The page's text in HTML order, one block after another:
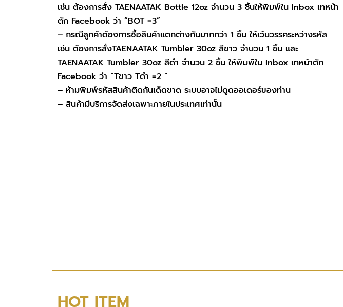
เช่น ต้องการสั่ง TAENAATAK Bottle 12oz จำนวน 3 ชิ้นให้พิมพ์ใน Inbox เทหน้า
ตัก Facebook ว่า “BOT =3”
– กรณีลูกค้าต้องการซื้อสินค้าแตกต่างกันมากกว่า 1 ชิ้น ให้เว้นวรรคระหว่างรหัส
เช่น ต้องการสั่งTAENAATAK Tumbler 30oz สีขาว จำนวน 1 ชิ้น และ
TAENAATAK Tumbler 30oz สีดำ จำนวน 2 ชิ้น ให้พิมพ์ใน Inbox เทหน้าตัก
Facebook ว่า “Tขาว Tดำ =2 ”
– ห้ามพิมพ์รหัสสินค้าติดกันเด็ดขาด ระบบอาจไม่ดูดออเดอร์ของท่าน
– สินค้ามีบริการจัดส่งเฉพาะภายในประเทศเท่านั้น
HOT ITEM